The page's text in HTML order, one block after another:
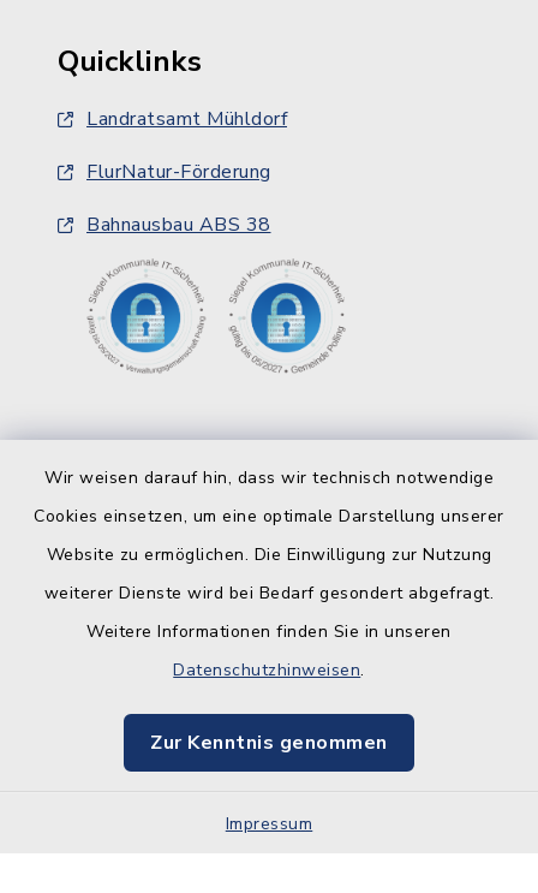
Wir weisen darauf hin, dass wir technisch notwendige
Cookies einsetzen, um eine optimale Darstellung unserer
Website zu ermöglichen. Die Einwilligung zur Nutzung
weiterer Dienste wird bei Bedarf gesondert abgefragt.
Weitere Informationen finden Sie in unseren
Datenschutzhinweisen.
Zur Kenntnis genommen
Impressum
Quicklinks
Landratsamt Mühldorf
FlurNatur-Förderung
Bahnausbau ABS 38
Barrierefreiheit
Impressum
Sitemap